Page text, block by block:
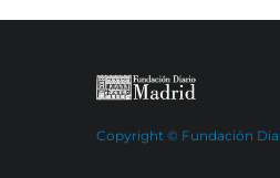
Copyright © Fundación